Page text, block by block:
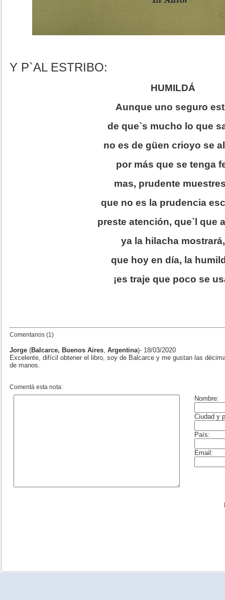
Y P`AL ESTRIBO:
HUMILDÁ
Aunque uno seguro
de que`s mucho lo que
no es de güen crioyo se
por más que se tenga
mas, prudente
que no es la prudencia
preste atención, que`l que
ya la hilacha mostrará,
que hoy en día, la
¡es traje que poco se
Comentarios (1)
Jorge (Balcarce, Buenos Aires, Argentina)- 18/03/2020
Excelente, difícil obtener el libro, soy de Balcarce y me gustan las
de manos.
Comentá esta nota: